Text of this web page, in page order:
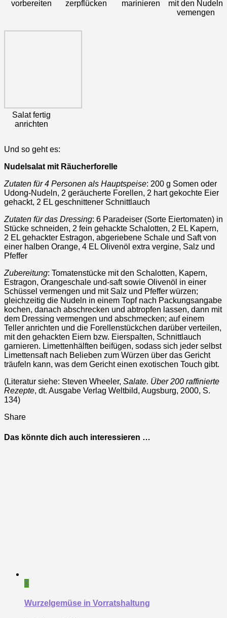
vorbereiten zerpflücken marinieren
mit den Nudeln
vemengen
Salat fertig
anrichten
Und so geht es:
Nudelsalat mit Räucherforelle
Zutaten für 4 Personen als Hauptspeise: 200 g Somen oder
Udong-Nudeln, 2 geräucherte Forellen, 2 hart gekochte Eier
gehackt, 2 EL geschnittener Schnittlauch
Zutaten für das Dressing: 6 Paradeiser (Sorte Eiertomaten) in
Stücke schneiden, 2 fein gehackte Schalotten, 2 EL Kapern,
2 EL gehackter Estragon, abgeriebene Schale und Saft von
einer halben Orange, 4 EL Olivenöl extra vergine, Salz und
Pfeffer
Zubereitung: Tomatenstücke mit den Schalotten, Kapern,
Estragon, Orangeschale und-saft sowie Olivenöl in einer
Schüssel vermengen und mit Salz und Pfeffer würzen;
gleichzeitig die Nudeln in einem Topf nach Packungsangabe
kochen, danach abschrecken und abtropfen lassen, dann mit
dem Dressing vermengen und abschmecken; auf einem
Teller anrichten und die Forellenstückchen darüber verteilen,
mit den gehackten Eiern bzw. Eierspalten, Schnittlauch
garnieren. Limettenhälften beifügen, sodass sich jeder selbst
Limettensaft nach Belieben zum Würzen über das Gericht
träufeln kann, was dem Gericht einen exotischen Touch gibt.
(Literatur siehe: Steven Wheeler, Salate. Über 200 raffinierte
Rezepte, dt. Ausgabe Verlag Weltbild, Augsburg, 2000, S.
134)
Share
Das könnte dich auch interessieren …
0
Wurzelgemüse in Vorratshaltung